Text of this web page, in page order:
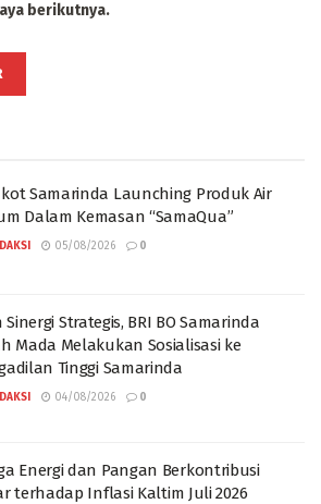
berikutnya.
Samarinda Launching Produk Air
Dalam Kemasan “SamaQua”
05/08/2026 0
Sinergi Strategis, BRI BO Samarinda
Mada Melakukan Sosialisasi ke
Tinggi Samarinda
04/08/2026 0
Energi dan Pangan Berkontribusi
terhadap Inflasi Kaltim Juli 2026